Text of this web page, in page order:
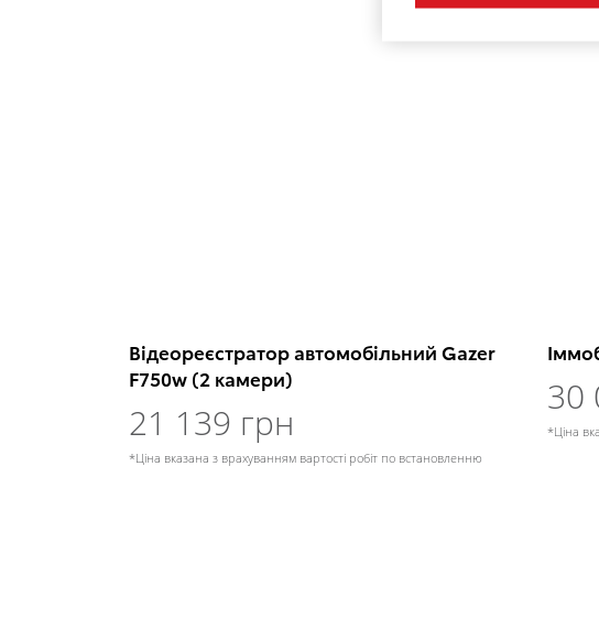
Відеореєстратор автомобільний Gazer
F750w (2 камери)
21 139 грн
*Ціна вказана з врахуванням вартості робіт по встановленню
30
*Ціна